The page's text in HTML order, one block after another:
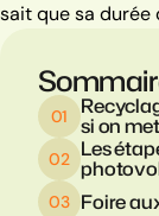
sait que sa durée
si on
Les
Foire